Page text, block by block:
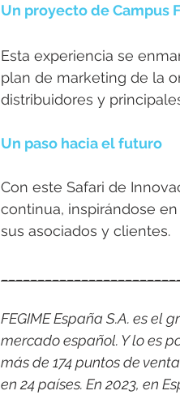
Un proyecto de Campus
Esta experiencia se
plan de marketing de la
distribuidores y
Un paso hacia el futuro
Con este Safari de
continua, inspirándose
sus asociados y clientes.
FEGIME España S.A. es
mercado español. Y lo es
más de 174 puntos de
en 24 países. En 2023, en